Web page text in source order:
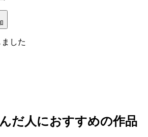
した
だ人におすすめの作品